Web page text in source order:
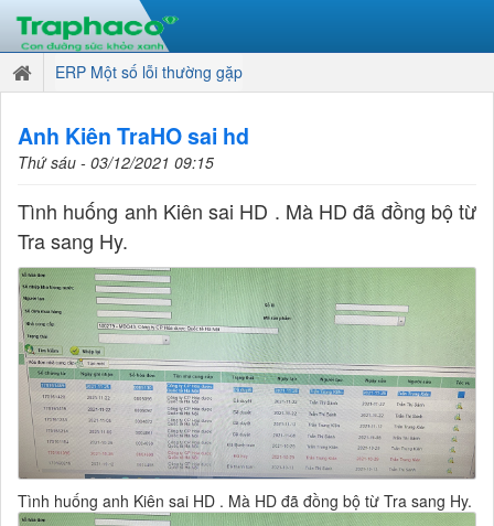
ERP Một số lỗi thường gặp
Anh Kiên TraHO sai hd
Thứ sáu - 03/12/2021 09:15
Tình huống anh Kiên sai HD . Mà HD đã đồng bộ từ
Tra sang Hy.
Tình huống anh Kiên sai HD . Mà HD đã đồng bộ từ Tra sang Hy.